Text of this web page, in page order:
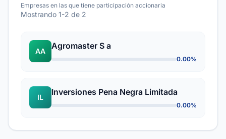
Empresas en las que tiene participación accionaria
Mostrando 1-2 de 2
AA
Agromaster S a
0.00%
IL
Inversiones Pena Negra Limitada
0.00%